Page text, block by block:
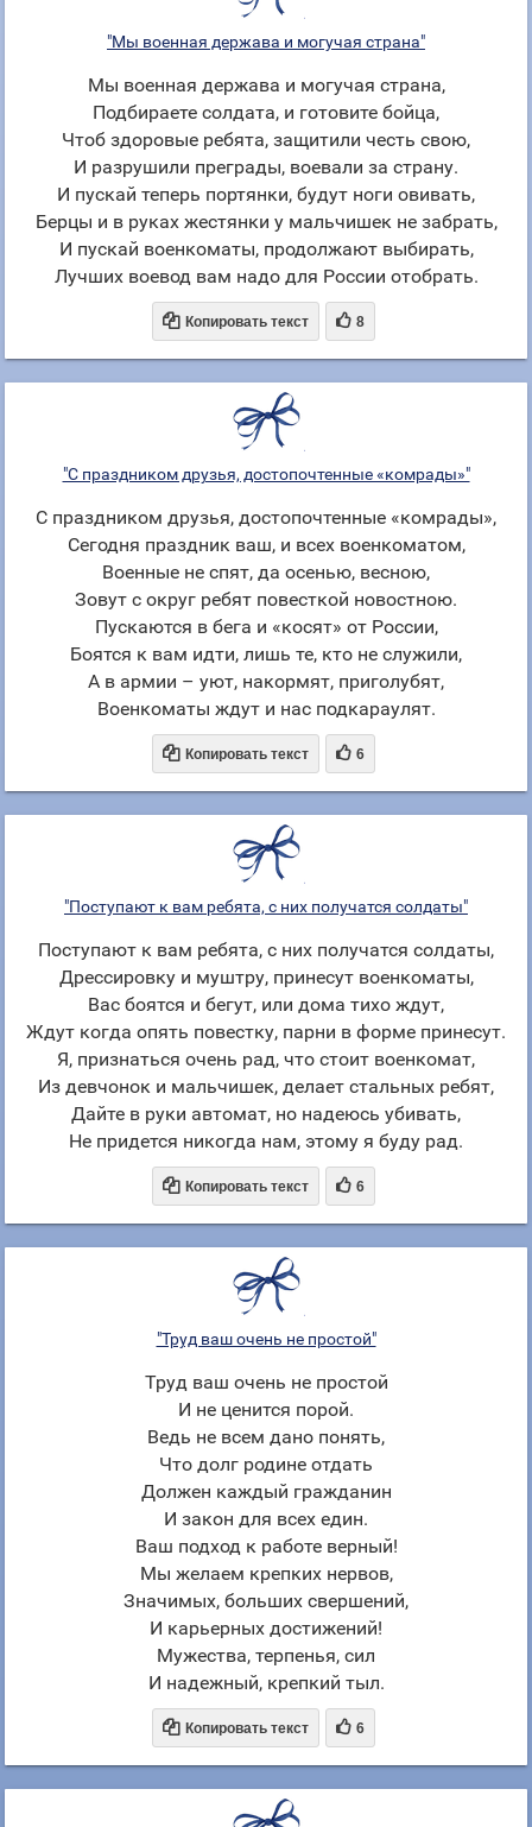
"Мы военная держава и могучая страна"
Мы военная держава и могучая страна,
Подбираете солдата, и готовите бойца,
Чтоб здоровые ребята, защитили честь свою,
И разрушили преграды, воевали за страну.
И пускай теперь портянки, будут ноги овивать,
Берцы и в руках жестянки у мальчишек не забрать,
И пускай военкоматы, продолжают выбирать,
Лучших воевод вам надо для России отобрать.
 Копировать текст  8
"С праздником друзья, достопочтенные «комрады»"
С праздником друзья, достопочтенные «комрады»,
Сегодня праздник ваш, и всех военкоматом,
Военные не спят, да осенью, весною,
Зовут с округ ребят повесткой новостною.
Пускаются в бега и «косят» от России,
Боятся к вам идти, лишь те, кто не служили,
А в армии – уют, накормят, приголубят,
Военкоматы ждут и нас подкараулят.
 Копировать текст  6
"Поступают к вам ребята, с них получатся солдаты"
Поступают к вам ребята, с них получатся солдаты,
Дрессировку и муштру, принесут военкоматы,
Вас боятся и бегут, или дома тихо ждут,
Ждут когда опять повестку, парни в форме принесут.
Я, признаться очень рад, что стоит военкомат,
Из девчонок и мальчишек, делает стальных ребят,
Дайте в руки автомат, но надеюсь убивать,
Не придется никогда нам, этому я буду рад.
 Копировать текст  6
"Труд ваш очень не простой"
Труд ваш очень не простой
И не ценится порой.
Ведь не всем дано понять,
Что долг родине отдать
Должен каждый гражданин
И закон для всех един.
Ваш подход к работе верный!
Мы желаем крепких нервов,
Значимых, больших свершений,
И карьерных достижений!
Мужества, терпенья, сил
И надежный, крепкий тыл.
 Копировать текст  6